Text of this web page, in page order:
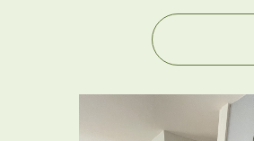
※音声ガイダンス④を押し
【受付時間】10:00~19:00（